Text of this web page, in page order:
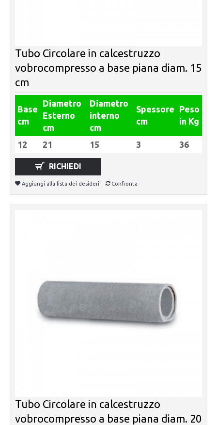
Tubo Circolare in calcestruzzo
vobrocompresso a base piana diam. 15
cm
Base
cm
Diametro
Esterno
cm
Diametro
interno
cm
Spessore
cm
Peso
in Kg
12 21 15 3 36
RICHIEDI
Aggiungi alla lista dei desideri Confronta
Tubo Circolare in calcestruzzo
vobrocompresso a base piana diam. 20